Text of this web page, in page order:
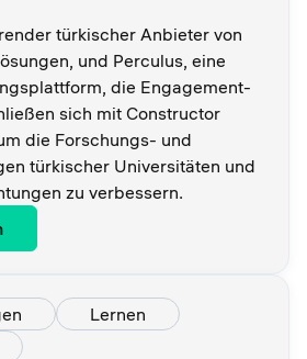
türkischer Anbieter von
und Perculus, eine
die Engagement-
sich mit Constructor
die Forschungs- und
türkischer Universitäten und
zu verbessern.
Lernen